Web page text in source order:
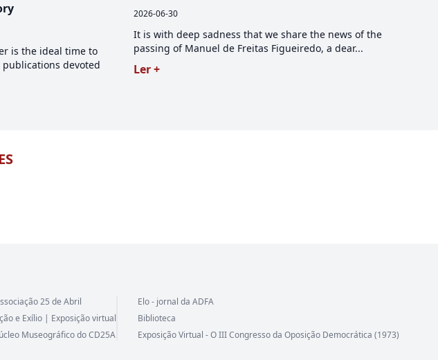
is the ideal time to
devoted
2026-06-30
It is with deep sadness that we share the news of the
passing of Manuel de Freitas Figueiredo, a dear...
Ler +
25 de Abril
e Exílio | Exposição virtual
Museográfico do CD25A
Elo - jornal da ADFA
Biblioteca
Exposição Virtual - O III Congresso da Oposição Democrática (1973)